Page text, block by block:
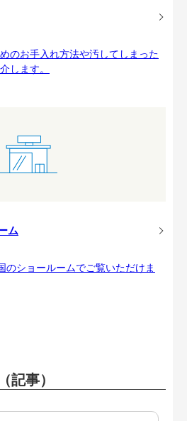
のお手入れ方法や汚してしまった
します。
ム
のショールームでご覧いただけま
記事）